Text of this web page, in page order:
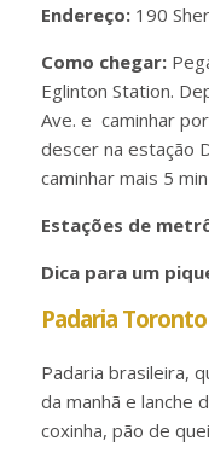
Endereço: 190
Como chegar:
Eglinton Station.
Ave. e caminhar
descer na estação
caminhar mais 5
Estações de
Dica para um
Padaria Toronto
Padaria brasileira,
da manhã e lanche
coxinha, pão de